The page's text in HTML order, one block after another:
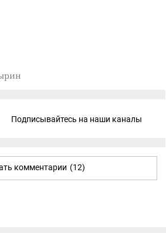
Подписывайтесь на наши каналы
комментарии (12)